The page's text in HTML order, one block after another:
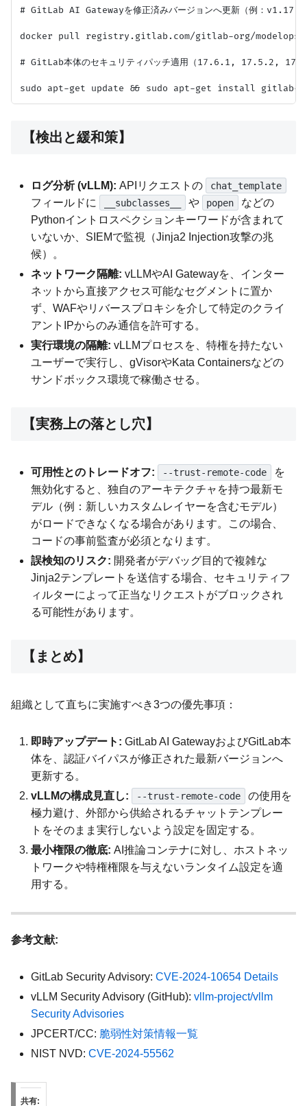
# GitLab AI Gatewayを修正済みバージョンへ更新（例：v1.17.2
docker pull registry.gitlab.com/gitlab-org/modelops/
# GitLab本体のセキュリティパッチ適用（17.6.1, 17.5.2,
【検出と緩和策】
ログ分析 (vLLM): APIリクエストの chat_template
フィールドに __subclasses__ や popen
などの
Pythonイントロスペクションキーワードが含まれて
いないか、SIEMで監視（Jinja2 Injection攻撃の兆
候）。
ネットワーク隔離: vLLMやAI Gatewayを、インター
ネットから直接アクセス可能なセグメントに置か
ず、WAFやリバースプロキシを介して特定のクライ
アントIPからのみ通信を許可する。
実行環境の隔離: vLLMプロセスを、特権を持たない
ユーザーで実行し、gVisorやKata Containersなどの
サンドボックス環境で稼働させる。
【実務上の落とし穴】
可用性とのトレードオフ: --trust-remote-code
を
無効化すると、独自のアーキテクチャを持つ最新モ
デル（例：新しいカスタムレイヤーを含むモデル）
がロードできなくなる場合があります。この場合、
コードの事前監査が必須となります。
誤検知のリスク: 開発者がデバッグ目的で複雑な
Jinja2テンプレートを送信する場合、セキュリティフ
ィルターによって正当なリクエストがブロックされ
る可能性があります。
【まとめ】
組織として直ちに実施すべき3つの優先事項：
即時アップデート: GitLab AI GatewayおよびGitLab本
体を、認証バイパスが修正された最新バージョンへ
更新する。
vLLMの構成見直し:
--trust-remote-code
の使用を
極力避け、外部から供給されるチャットテンプレー
トをそのまま実行しないよう設定を固定する。
最小権限の徹底: AI推論コンテナに対し、ホストネッ
トワークや特権権限を与えないランタイム設定を適
用する。
参考文献:
GitLab Security Advisory:CVE-2024-10654 Details
vLLM Security Advisory (GitHub):vllm-project/vllm
Security Advisories
JPCERT/CC: 脆弱性対策情報一覧
NIST NVD:CVE-2024-55562
共有: